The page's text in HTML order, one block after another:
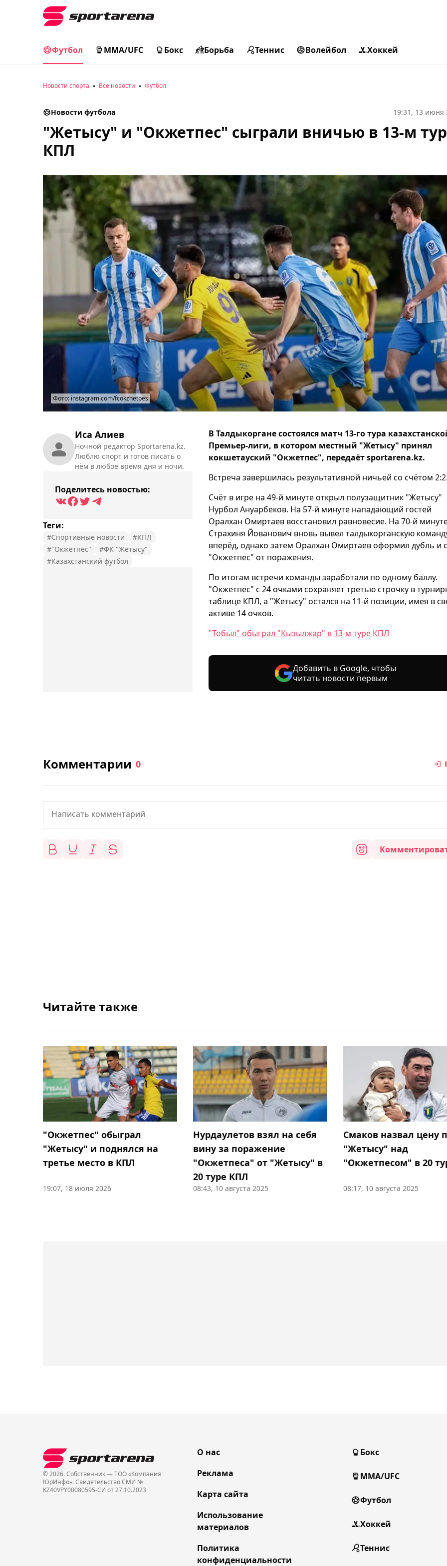
Футбол MMA/UFC Бокс Борьба Теннис Волейбол Хоккей
Новости спорта Все новости Футбол
Новости футбола 19:31, 13 июня
"Жетысу" и "Окжетпес" сыграли вничью в 13-м
КПЛ
Фото: instagram.com/fcokzhetpes
Иса Алиев
Ночной редактор Sportarena.kz.
Люблю спорт и готов писать о
нём в любое время дня и ночи.
Поделитесь новостью:
Теги:
#Спортивные новости
#КПЛ
#"Окжетпес"
#ФК "Жетысу"
#Казахстанский футбол
В Талдыкоргане состоялся матч 13-го тура
Премьер-лиги, в котором местный "Жетысу" принял
кокшетауский "Окжетпес", передаёт sportarena.kz.
Встреча завершилась результативной ничьей со счётом 2:2.
Счёт в игре на 49-й минуте открыл полузащитник "Жетысу"
Нурбол Ануарбеков. На 57-й минуте нападающий гостей
Оралхан Омиртаев восстановил равновесие. На 70-й
Страхиня Йованович вновь вывел талдыкорганскую
вперёд, однако затем Оралхан Омиртаев оформил дубль и
"Окжетпес" от поражения.
По итогам встречи команды заработали по одному баллу.
"Окжетпес" с 24 очками сохраняет третью строчку в
таблице КПЛ, а "Жетысу" остался на 11-й позиции, имея в
активе 14 очков.
"Тобыл" обыграл "Кызылжар" в 13-м туре КПЛ
Добавить в Google, чтобы
читать новости первым
Комментарии 0
Читайте также
"Окжетпес" обыграл
"Жетысу" и поднялся на
третье место в КПЛ
19:07, 18 июля 2026
Нурдаулетов взял на себя
вину за поражение
"Окжетпеса" от "Жетысу" в
20 туре КПЛ
08:43, 10 августа 2025
Смаков назвал цену
"Жетысу" над
"Окжетпесом" в 20
08:17, 10 августа 2025
© 2026. Собственник — ТОО «Компания
ЮрИнфо». Cвидетельство СМИ №
KZ40VPY00080595-СИ от 27.10.2023
О нас
Реклама
Карта сайта
Использование
материалов
Политика
конфиденциальности
Бокс
MMA/UFC
Футбол
Хоккей
Теннис